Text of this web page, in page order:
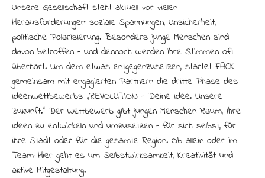
Unsere Gesellschaft steht aktuell vor vielen
Herausforderungen: soziale Spannungen, Unsicherheit,
politische Polarisierung. Besonders junge Menschen sind
davon betroffen – und dennoch werden ihre Stimmen oft
überhört. Um dem etwas entgegenzusetzen, startet FACK
gemeinsam mit engagierten Partnern die dritte Phase des
Ideenwettbewerbs „R:EVOLUTION – Deine Idee. Unsere
Zukunft.“ Der Wettbewerb gibt jungen Menschen Raum, ihre
Ideen zu entwickeln und umzusetzen – für sich selbst, für
ihre Stadt oder für die gesamte Region. Ob allein oder im
Team: Hier geht es um Selbstwirksamkeit, Kreativität und
aktive Mitgestaltung.